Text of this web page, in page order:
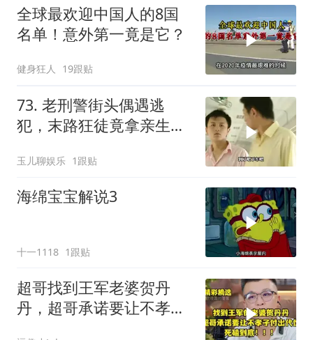
全球最欢迎中国人的8国
名单！意外第一竟是它？
健身狂人 19跟贴
73. 老刑警街头偶遇逃
犯，末路狂徒竟拿亲生儿
玉儿聊娱乐 1跟贴
海绵宝宝解说3
十一1118 1跟贴
超哥找到王军老婆贺丹
丹，超哥承诺要让不孝子